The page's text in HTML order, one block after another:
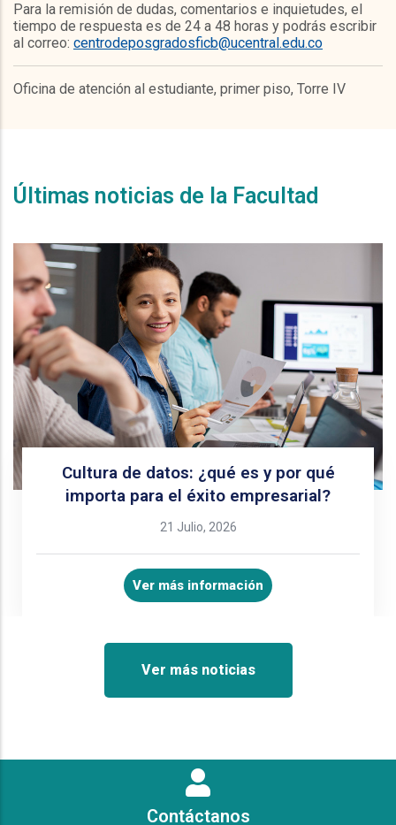
Para la remisión de dudas, comentarios e inquietudes, el
tiempo de respuesta es de 24 a 48 horas y podrás escribir
al correo: centrodeposgradosficb@ucentral.edu.co
Oficina de atención al estudiante, primer piso, Torre IV
Últimas noticias de la Facultad
Cultura de datos: ¿qué es y por qué
importa para el éxito empresarial?
21 Julio, 2026
Ver más información
Ver más noticias
Contáctanos